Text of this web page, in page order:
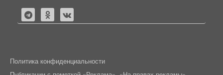
Политика конфиденциальности